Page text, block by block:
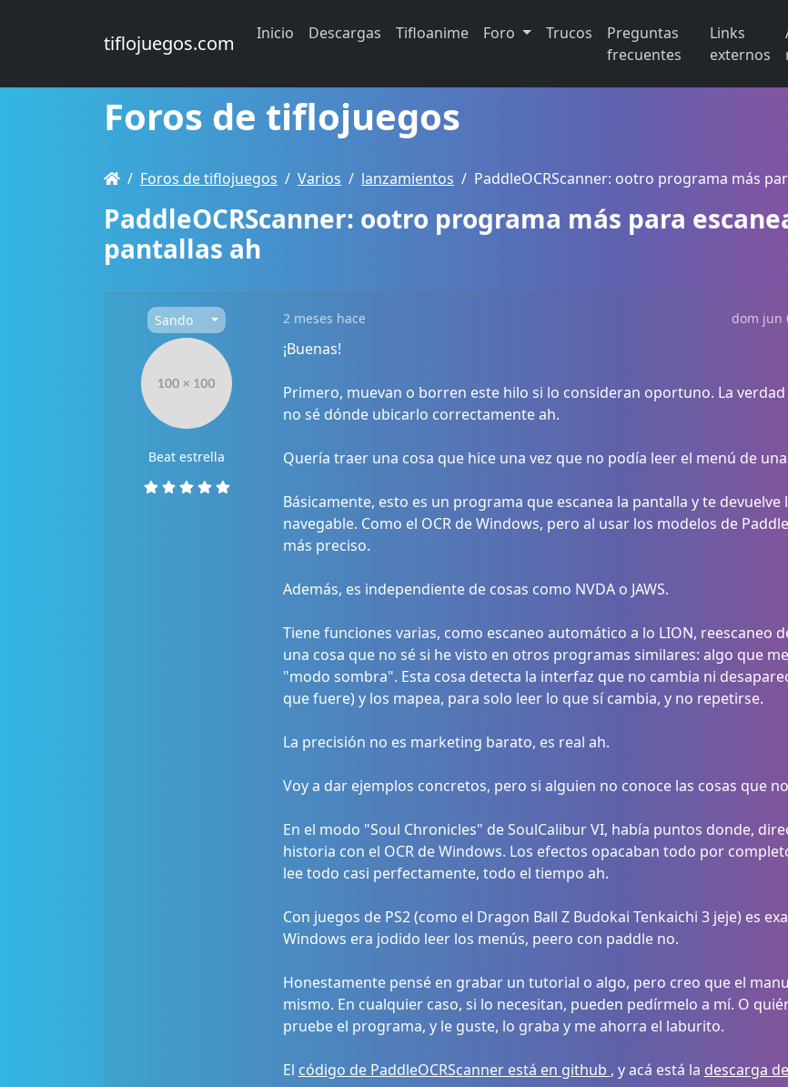
tiflojuegos.com Inicio Descargas Tifloanime Foro Trucos
Preguntas
frecuentes
Links
externos
Foros de tiflojuegos
Foros de tiflojuegos Varios lanzamientos PaddleOCRScanner: ootro programa más
PaddleOCRScanner: ootro programa más para
pantallas ah
Sando 2 meses hace dom jun
Beat estrella
¡Buenas!
Primero, muevan o borren este hilo si lo consideran oportuno. La
no sé dónde ubicarlo correctamente ah.
Quería traer una cosa que hice una vez que no podía leer el menú de una
Básicamente, esto es un programa que escanea la pantalla y te
navegable. Como el OCR de Windows, pero al usar los modelos de
más preciso.
Además, es independiente de cosas como NVDA o JAWS.
Tiene funciones varias, como escaneo automático a lo LION, reescaneo
una cosa que no sé si he visto en otros programas similares: algo que
"modo sombra". Esta cosa detecta la interfaz que no cambia ni
que fuere) y los mapea, para solo leer lo que sí cambia, y no repetirse.
La precisión no es marketing barato, es real ah.
Voy a dar ejemplos concretos, pero si alguien no conoce las cosas que
En el modo "Soul Chronicles" de SoulCalibur VI, había puntos donde,
historia con el OCR de Windows. Los efectos opacaban todo por
lee todo casi perfectamente, todo el tiempo ah.
Con juegos de PS2 (como el Dragon Ball Z Budokai Tenkaichi 3 jeje) es
Windows era jodido leer los menús, peero con paddle no.
Honestamente pensé en grabar un tutorial o algo, pero creo que el
mismo. En cualquier caso, si lo necesitan, pueden pedírmelo a mí. O
pruebe el programa, y le guste, lo graba y me ahorra el laburito.
El código de PaddleOCRScanner está en github , y acá está la descarga